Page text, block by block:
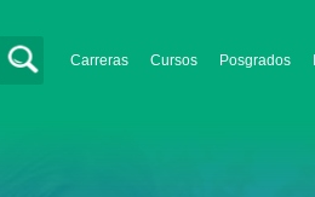
Carreras Cursos Posgrados